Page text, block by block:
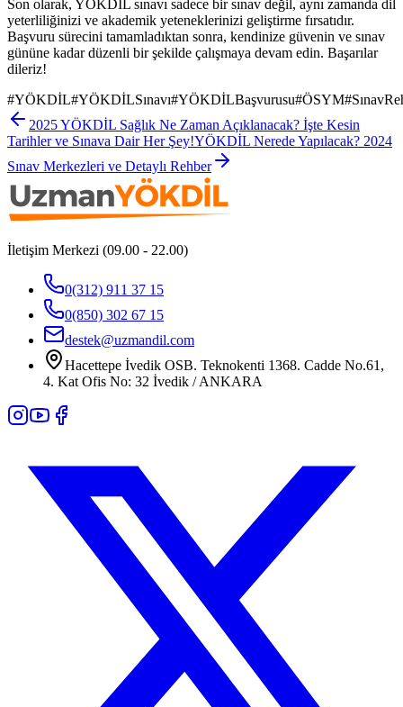
Son olarak, YÖKDİL sınavı sadece bir sınav değil, aynı zamanda dil
yeterliliğinizi ve akademik yeteneklerinizi geliştirme fırsatıdır.
Başvuru sürecini tamamladıktan sonra, kendinize güvenin ve sınav
gününe kadar düzenli bir şekilde çalışmaya devam edin. Başarılar
dileriz!
#YÖKDİL#YÖKDİLSınavı#YÖKDİLBaşvurusu#ÖSYM#
2025 YÖKDİL Sağlık Ne Zaman Açıklanacak? İşte Kesin
Tarihler ve Sınava Dair Her Şey!YÖKDİL Nerede Yapılacak? 2024
Sınav Merkezleri ve Detaylı Rehber
İletişim Merkezi (09.00 - 22.00)
0(312) 911 37 15
0(850) 302 67 15
destek@uzmandil.com
Hacettepe İvedik OSB. Teknokenti 1368. Cadde No.61,
4. Kat Ofis No: 32 İvedik / ANKARA